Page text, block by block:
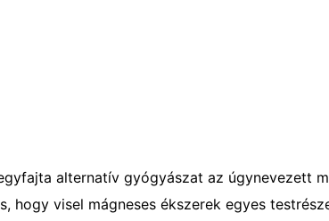
alternatív gyógyászat az úgynevezett
hogy visel mágneses ékszerek egyes